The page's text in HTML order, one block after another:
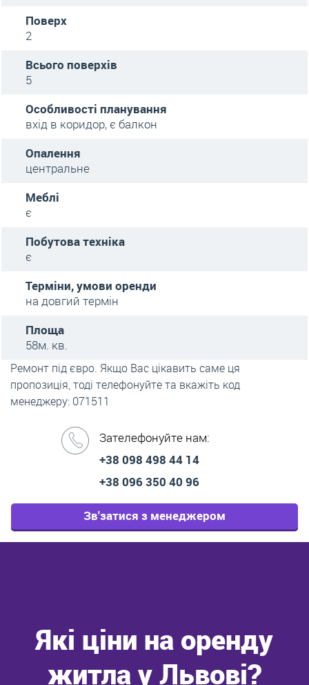
Поверх
2
Всього поверхів
5
Особливості планування
вхід в коридор, є балкон
Опалення
центральне
Меблі
є
Побутова техніка
є
Терміни, умови оренди
на довгий термін
Площа
58м. кв.
Ремонт під євро. Якщо Вас цікавить саме ця
пропозиція, тоді телефонуйте та вкажіть код
менеджеру: 071511
Зателефонуйте нам:
+38 098 498 44 14
+38 096 350 40 96
Зв'затися з менеджером
Які ціни на оренду
житла у Львові?